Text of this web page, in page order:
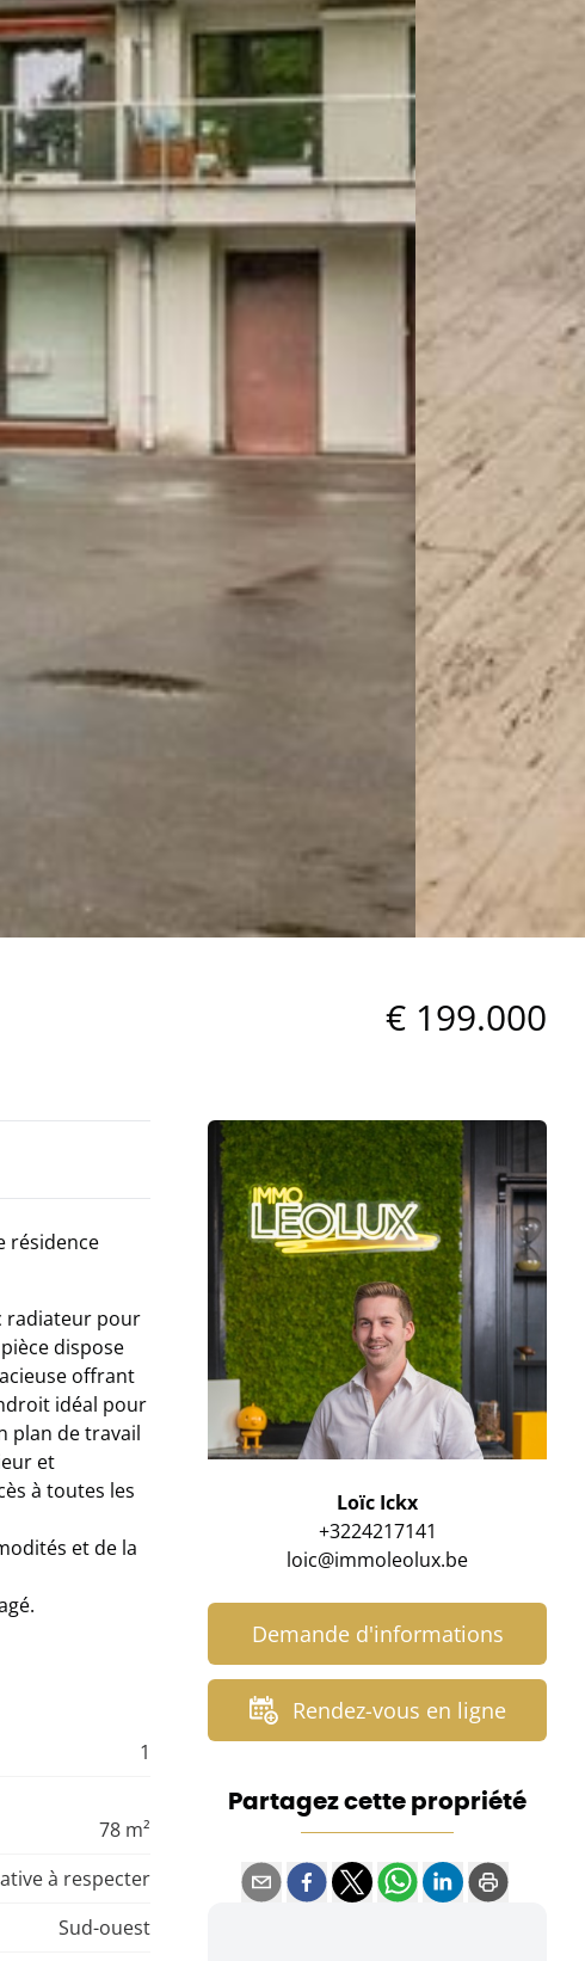
€ 199.000
résidence
radiateur pour
dispose
offrant
idéal pour
plan de travail
et
à toutes les
et de la
1
78 m²
à respecter
Sud-ouest
Loïc Ickx
+3224217141
loic@immoleolux.be
Demande d'informations
Rendez-vous en ligne
Partagez cette propriété